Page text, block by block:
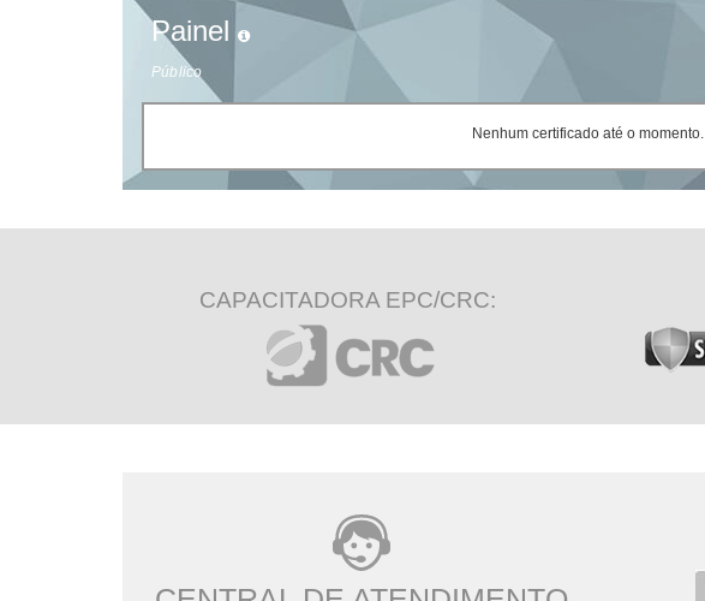
Painel
Público
Nenhum certificado até o momento.
CAPACITADORA EPC/CRC: